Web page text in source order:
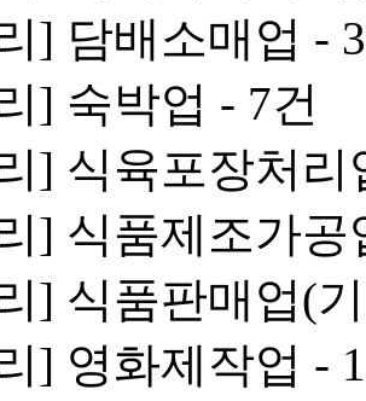
] 담배소매업 -
] 숙박업 - 7건
] 식육포장처리
] 식품제조가공
] 식품판매업(
] 영화제작업 -